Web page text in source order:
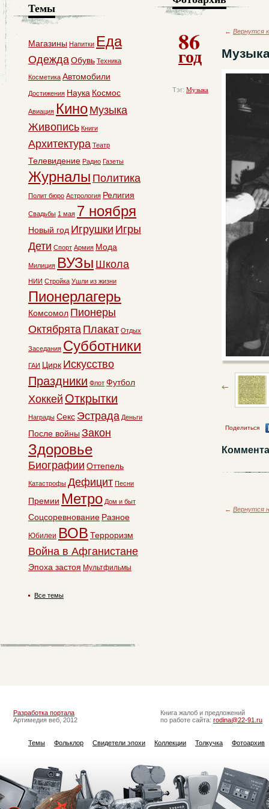
86
год
Тэг: Музыка
← Вернутся
Поделиться
← Вернутся
Темы
Магазины Напитки Еда
ОдеждаОбувь Техника
Косметика Автомобили
Достижения Наука Космос
Авиация Кино Музыка
Живопись Книги
Архитектура Театр
Телевидение Радио Газеты
Журналы Политика
Полит бюро Астрология Религия
Свадьбы 1 мая 7 ноября
Новый год Игрушки Игры
Дети Спорт Армия Мода
Милиция ВУЗы Школа
НИИ Стройка Ушли из жизни
Пионерлагерь
Комсомол Пионеры
Октябрята Плакат Отдых
Заседания Субботники
ГАИ Цирк Искусство
Праздники Флот Футбол
Хоккей Открытки
Награды Секс Эстрада Деньги
После войны Закон
Здоровье
Биографии Оттепель
Катастрофы Дефицит Песни
Премии Метро Дом и быт
Соцсоревнование Разное
Юбилеи ВОВ Терроризм
Война в Афганистане
Эпоха застоя Мультфильмы
Все темы
Разработка портала
Артимедия веб, 2012
Книга жалоб и предложений
по работе сайта: rodina@22-91.ru
Темы Фольклор Свидетели эпохи Коллекции Толкучка Фотоархив